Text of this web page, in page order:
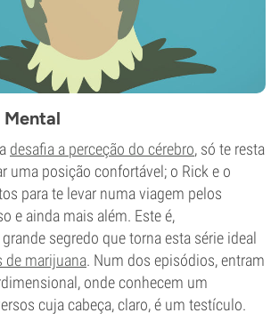
desafia a perceção do cérebro, só te resta
uma posição confortável; o Rick e o
para te levar numa viagem pelos
e ainda mais além. Este é,
segredo que torna esta série ideal
de marijuana. Num dos episódios, entram
onde conhecem um
cuja cabeça, claro, é um testículo.